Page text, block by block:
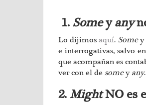
1.Someyany
Lo dijimosaquí. Somey
e interrogativas, salvo
que acompañan es
ver con el de someyany.
2.MightNO es